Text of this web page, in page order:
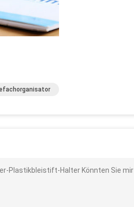
Plastikbleistift-Halter Könnten Sie mir